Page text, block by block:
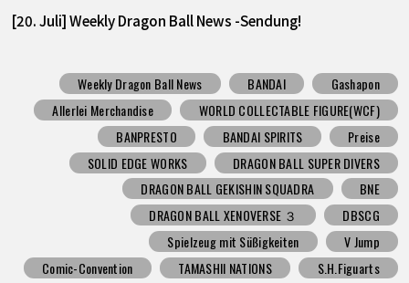
[20. Juli] Weekly Dragon Ball News -Sendung!
Weekly Dragon Ball News BANDAI
Gashapon
Allerlei Merchandise
WORLD COLLECTABLE FIGURE(WCF)
BANPRESTO
BANDAI SPIRITS
Preise
SOLID EDGE WORKS
DRAGON BALL SUPER DIVERS
DRAGON BALL GEKISHIN SQUADRA
BNE
DRAGON BALL XENOVERSE ３
DBSCG
Spielzeug mit Süßigkeiten
V Jump
Comic-Convention
TAMASHII NATIONS
S.H.Figuarts